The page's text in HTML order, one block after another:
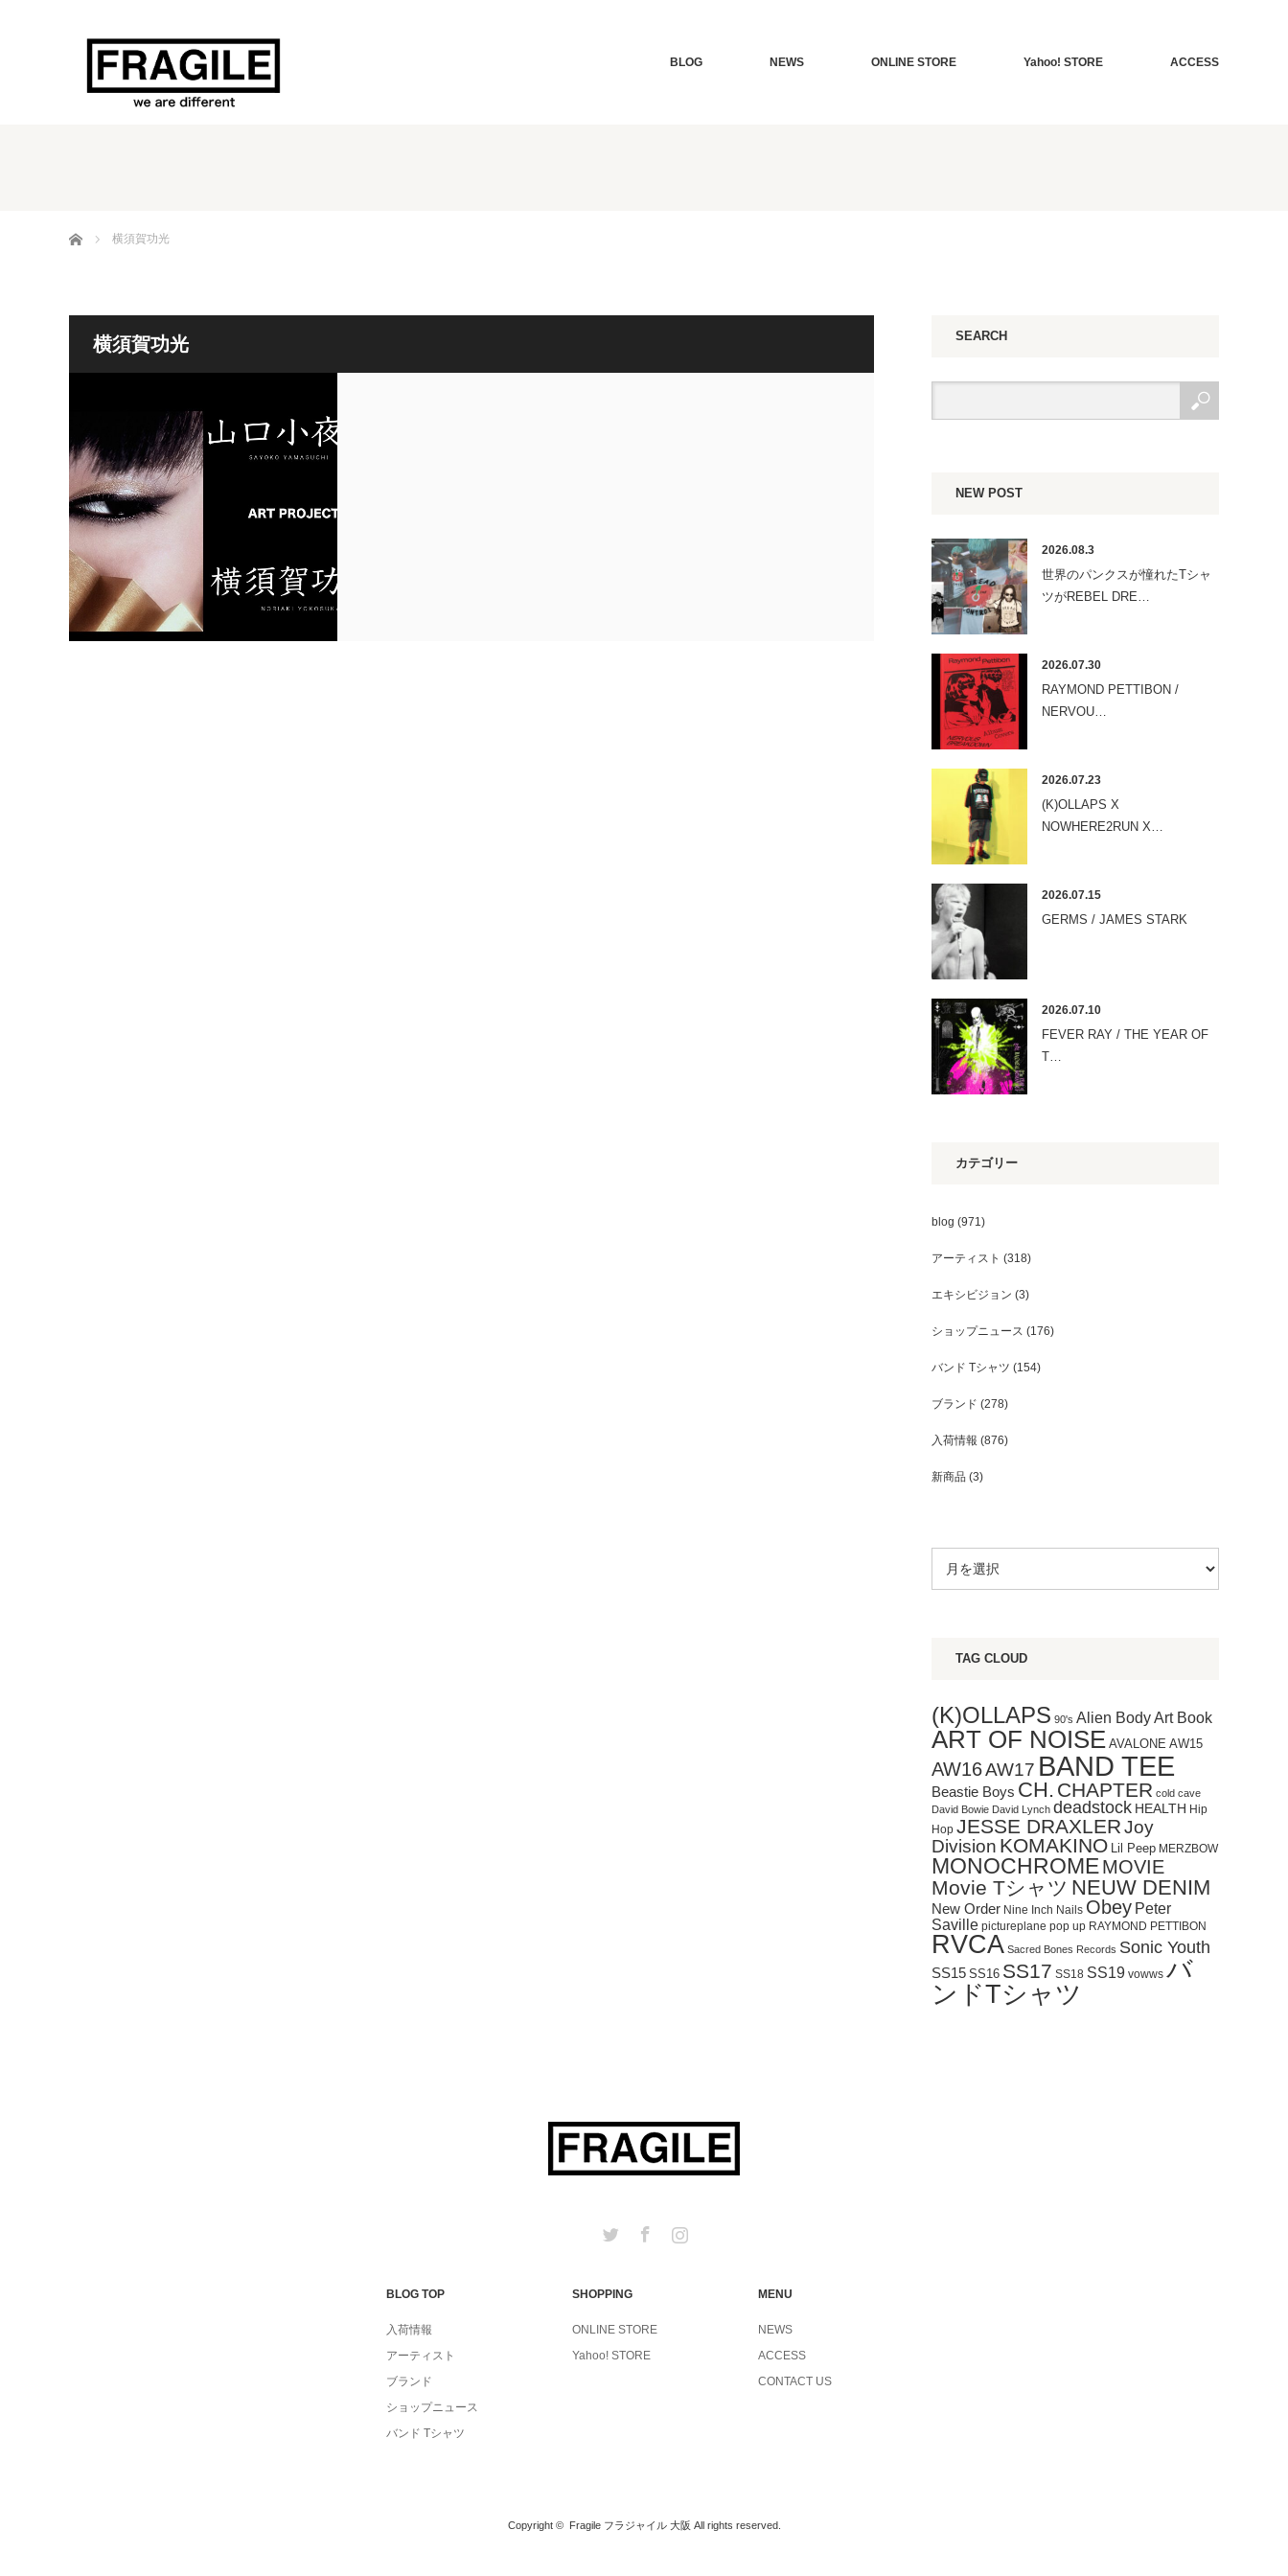
BLOG NEWS ONLINE STORE Yahoo! STORE ACCESS
ホーム 横須賀功光
横須賀功光 SEARCH
NEW POST
2026.08.3
世界のパンクスが憧れたTシャ
ツがREBEL DRE…
2026.07.30
RAYMOND PETTIBON /
NERVOU…
2026.07.23
(K)OLLAPS X
NOWHERE2RUN X…
2026.07.15
GERMS / JAMES STARK
2026.07.10
FEVER RAY / THE YEAR OF
T…
カテゴリー
blog (971)
アーティスト (318)
エキシビジョン (3)
ショップニュース (176)
バンド Tシャツ (154)
ブランド (278)
入荷情報 (876)
新商品 (3)
TAG CLOUD
(K)OLLAPS 90's Alien BodyArt Book
ART OF NOISE AVALONE AW15
AW16AW17 BAND TEE
Beastie Boys CH. CHAPTER cold cave
David Bowie David Lynch deadstock HEALTH Hip
Hop JESSE DRAXLERJoy
Division KOMAKINO Lil Peep MERZBOW
MONOCHROMEMOVIE
Movie Tシャツ NEUW DENIM
New Order Nine Inch Nails Obey Peter
Saville pictureplane pop up RAYMOND PETTIBON
RVCA Sacred Bones Records Sonic Youth
SS15 SS16 SS17 SS18 SS19 vowws バ
ンドTシャツ
Twitter Facebook
BLOG TOP
入荷情報
アーティスト
ブランド
ショップニュース
バンド Tシャツ
SHOPPING
ONLINE STORE
Yahoo! STORE
MENU
NEWS
ACCESS
CONTACT US
Copyright © Fragile フラジャイル 大阪 All rights reserved.